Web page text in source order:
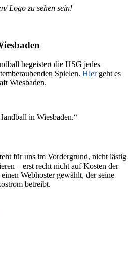
Logo zu sehen sein!
begeistert die HSG jedes
Spielen. Hiergeht es
Wiesbaden.
in Wiesbaden.“
für uns im Vordergrund, nicht lästig
– erst recht nicht auf Kosten der
Webhoster gewählt, der seine
betreibt.